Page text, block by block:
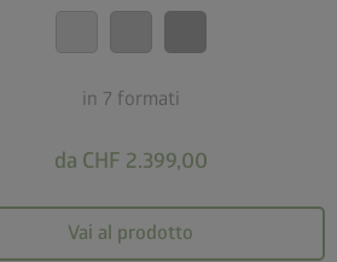
in 7 formati
da CHF 2.399,00
Vai al prodotto
20 anni di garanzia